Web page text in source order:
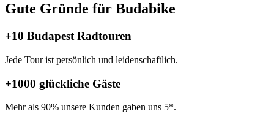
Gute Gründe für Budabike
+10 Budapest Radtouren
Jede Tour ist persönlich und leidenschaftlich.
+1000 glückliche Gäste
Mehr als 90% unsere Kunden gaben uns 5*.